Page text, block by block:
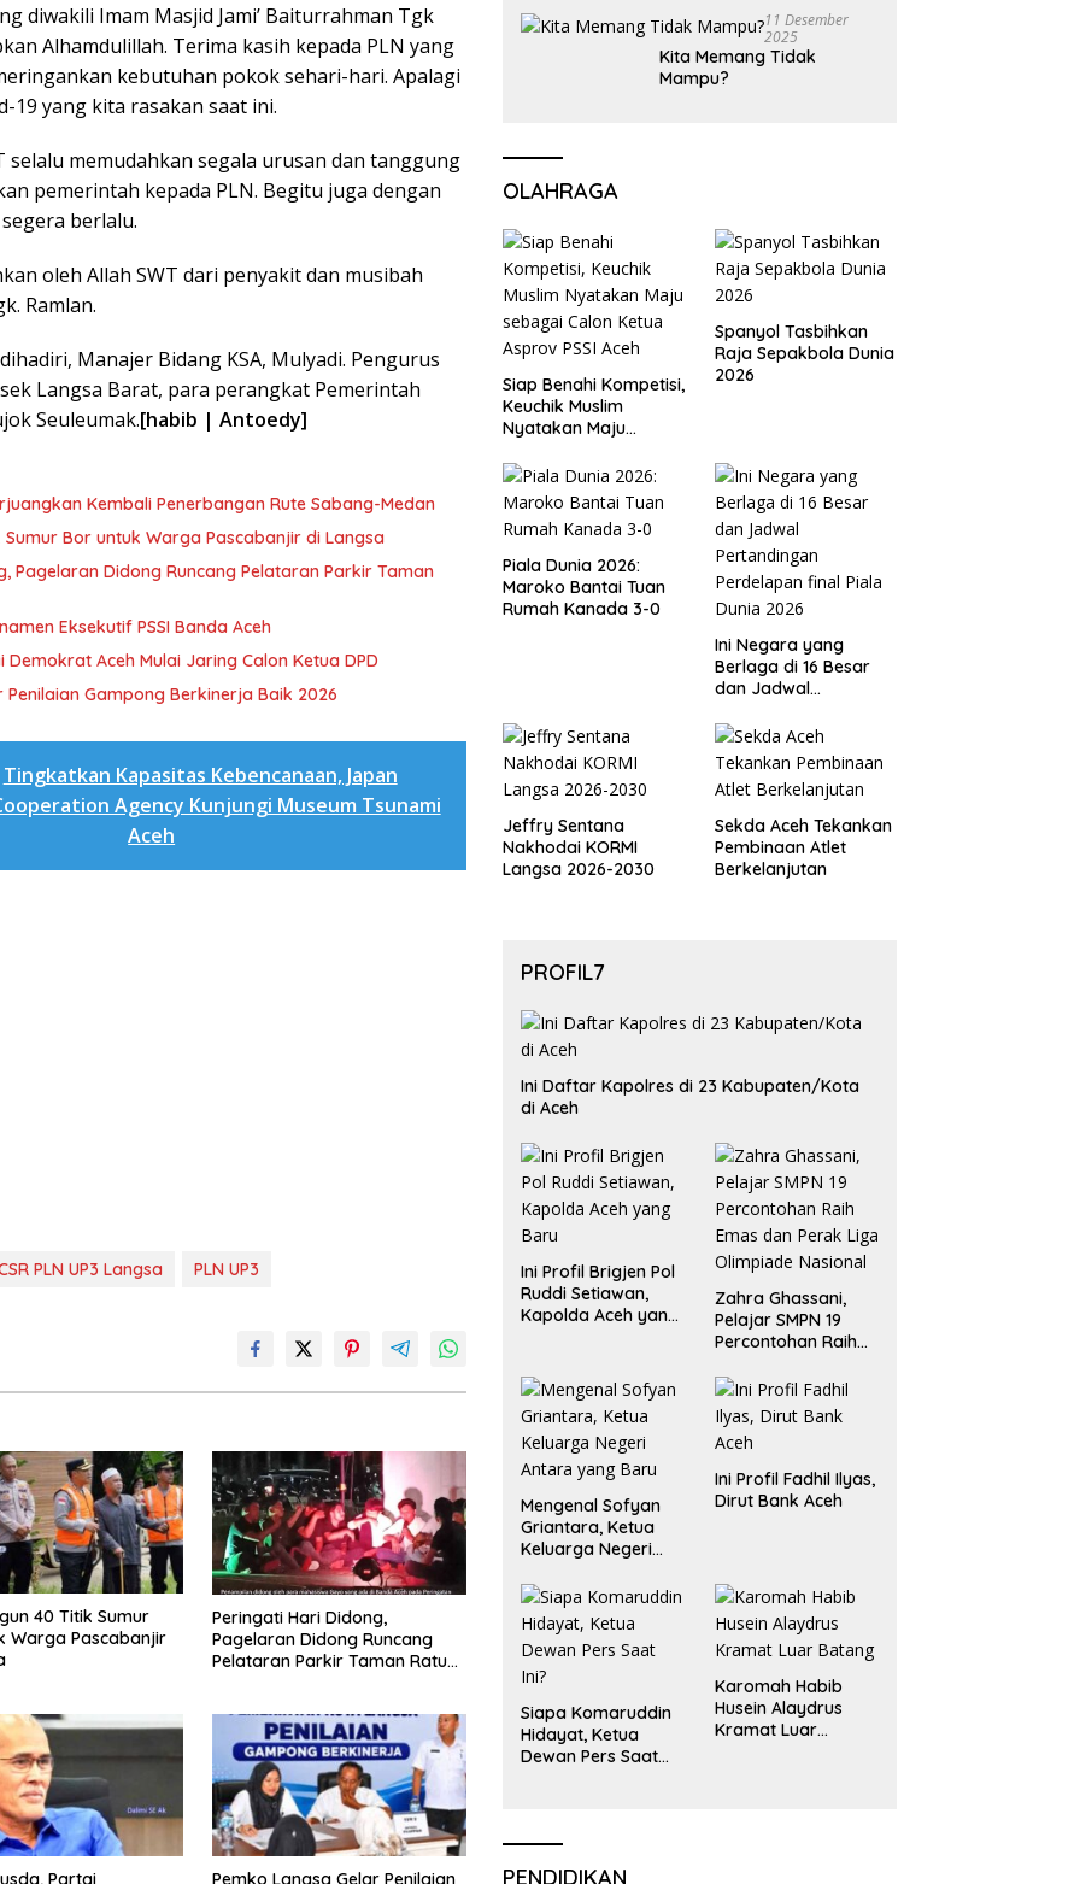
diwakili Imam Masjid Jami’ Baiturrahman Tgk
Alhamdulillah. Terima kasih kepada PLN yang
kebutuhan pokok sehari-hari. Apalagi
19 yang kita rasakan saat ini.
selalu memudahkan segala urusan dan tanggung
pemerintah kepada PLN. Begitu juga dengan
berlalu.
oleh Allah SWT dari penyakit dan musibah
Ramlan.
Manajer Bidang KSA, Mulyadi. Pengurus
Langsa Barat, para perangkat Pemerintah
Seuleumak.[habib | Antoedy]
Kembali Penerbangan Rute Sabang-Medan
Sumur Bor untuk Warga Pascabanjir di Langsa
Pagelaran Didong Runcang Pelataran Parkir Taman
Eksekutif PSSI Banda Aceh
Demokrat Aceh Mulai Jaring Calon Ketua DPD
Penilaian Gampong Berkinerja Baik 2026
Tingkatkan Kapasitas Kebencanaan, Japan
Agency Kunjungi Museum Tsunami
Aceh
PLN UP3 Langsa PLN UP3
40 Titik Sumur
Warga Pascabanjir
Peringati Hari Didong,
Pagelaran Didong Runcang
Pelataran Parkir Taman Ratu
Partai Pemko Langsa Gelar Penilaian
11 Desember
2025
Kita Memang Tidak
Mampu?
OLAHRAGA
Siap Benahi Kompetisi,
Keuchik Muslim
Nyatakan Maju
Asprov PSSI Aceh
Spanyol Tasbihkan
Raja Sepakbola Dunia
2026
Piala Dunia 2026:
Maroko Bantai Tuan
Rumah Kanada 3-0
Ini Negara yang
Berlaga di 16 Besar
dan Jadwal
Perdelapan final Piala
Dunia 2026
Jeffry Sentana
Nakhodai KORMI
Langsa 2026-2030
Sekda Aceh Tekankan
Pembinaan Atlet
Berkelanjutan
PROFIL7
Ini Daftar Kapolres di 23 Kabupaten/Kota
di Aceh
Ini Profil Brigjen Pol
Ruddi Setiawan,
Kapolda Aceh yang
Zahra Ghassani,
Pelajar SMPN 19
Percontohan Raih
Liga Olimpiade
Nasional
Mengenal Sofyan
Griantara, Ketua
Keluarga Negeri
Ini Profil Fadhil Ilyas,
Dirut Bank Aceh
Siapa Komaruddin
Hidayat, Ketua
Dewan Pers Saat
Karomah Habib
Husein Alaydrus
Kramat Luar
PENDIDIKAN